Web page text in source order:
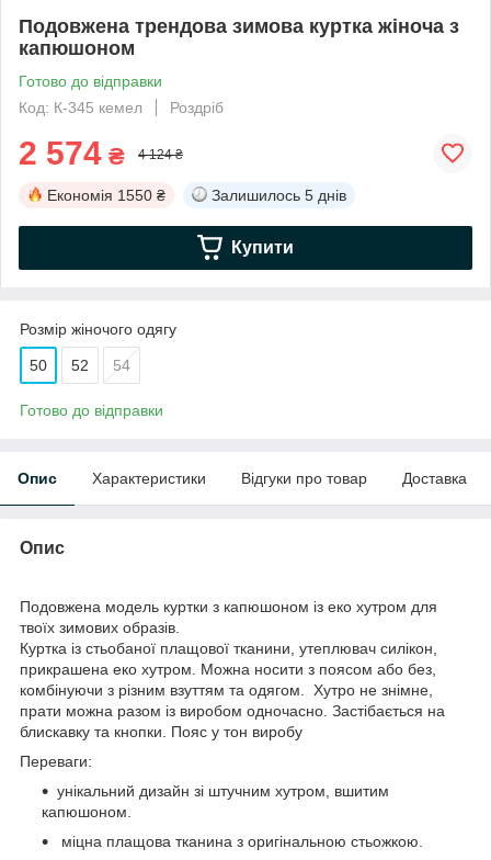
Подовжена трендова зимова куртка жіноча з
капюшоном
Готово до відправки
Код: К-345 кемел
Роздріб
2 574 ₴ 4 124 ₴
Економія 1550 ₴ Залишилось 5 днів
Купити
Розмір жіночого одягу
50 52 54
Готово до відправки
Опис Характеристики Відгуки про товар Доставка
Опис
Подовжена модель куртки з капюшоном із еко хутром для
твоїх зимових образів.
Куртка із стьобаної плащової тканини, утеплювач силікон,
прикрашена еко хутром. Можна носити з поясом або без,
комбінуючи з різним взуттям та одягом. Хутро не знімне,
прати можна разом із виробом одночасно. Застібається на
блискавку та кнопки. Пояс у тон виробу
Переваги:
унікальний дизайн зі штучним хутром, вшитим
капюшоном.
міцна плащова тканина з оригінальною стьожкою.